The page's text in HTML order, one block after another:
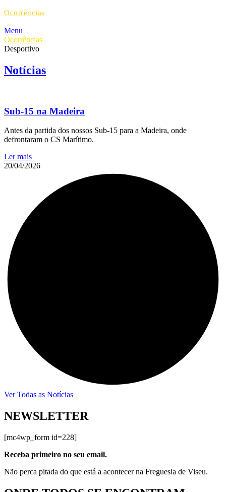
Ocorrências
Menu
Ocorrências
Desportivo
Notícias
Sub-15 na Madeira
Antes da partida dos nossos Sub-15 para a Madeira, onde
defrontaram o CS Marítimo.
Ler mais
20/04/2026
Ver Todas as Notícias
NEWSLETTER
[mc4wp_form id=228]
Receba primeiro no seu email.
Não perca pitada do que está a acontecer na Freguesia de Viseu.